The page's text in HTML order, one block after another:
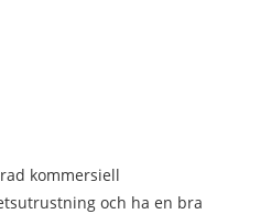
kommersiell
och ha en bra